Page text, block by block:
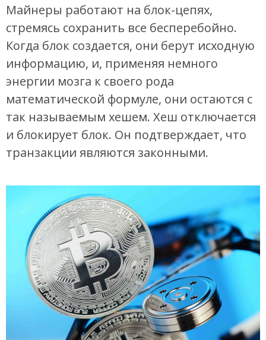
Майнеры работают на блок-цепях,
стремясь сохранить все бесперебойно.
Когда блок создается, они берут исходную
информацию, и, применяя немного
энергии мозга к своего рода
математической формуле, они остаются с
так называемым хешем. Хеш отключается
и блокирует блок. Он подтверждает, что
транзакции являются законными.